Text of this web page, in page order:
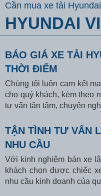
Cần mua xe tải
HYUNDAI
BÁO GIÁ XE TẢI
THỜI ĐIỂM
Chúng tôi luôn cam kết
cho quý khách, kèm theo
tư vấn tận tâm, chuyên
TẬN TÌNH TƯ VẤN
NHU CẦU
Với kinh nghiệm bán xe
khách chọn được chiếc
nhu cầu kinh doanh của